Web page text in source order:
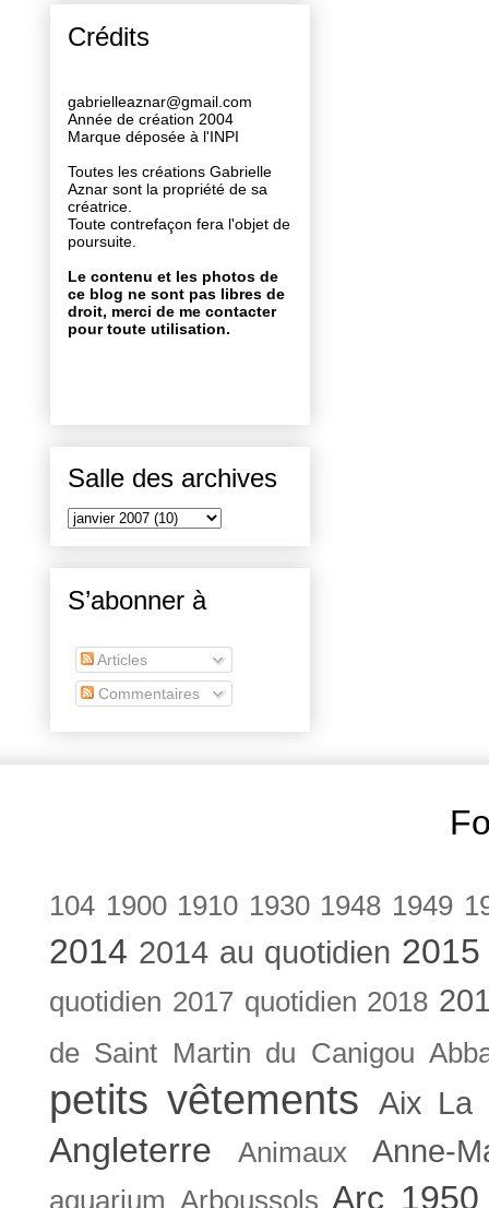
Crédits
gabrielleaznar@gmail.com
Année de création 2004
Marque déposée à l'INPI
Toutes les créations Gabrielle
Aznar sont la propriété de sa
créatrice.
Toute contrefaçon fera l'objet de
poursuite.
Le contenu et les photos de
ce blog ne sont pas libres de
droit, merci de me contacter
pour toute utilisation.
Salle des archives
S’abonner à
Articles
Commentaires
104 1900 1910 1930 1948 1949
2014 2014 au quotidien
quotidien 2017 quotidien 2018
de Saint Martin du Canigou
petits vêtements Aix La
Angleterre Animaux Anne-
aquarium Arboussols Arc 1950